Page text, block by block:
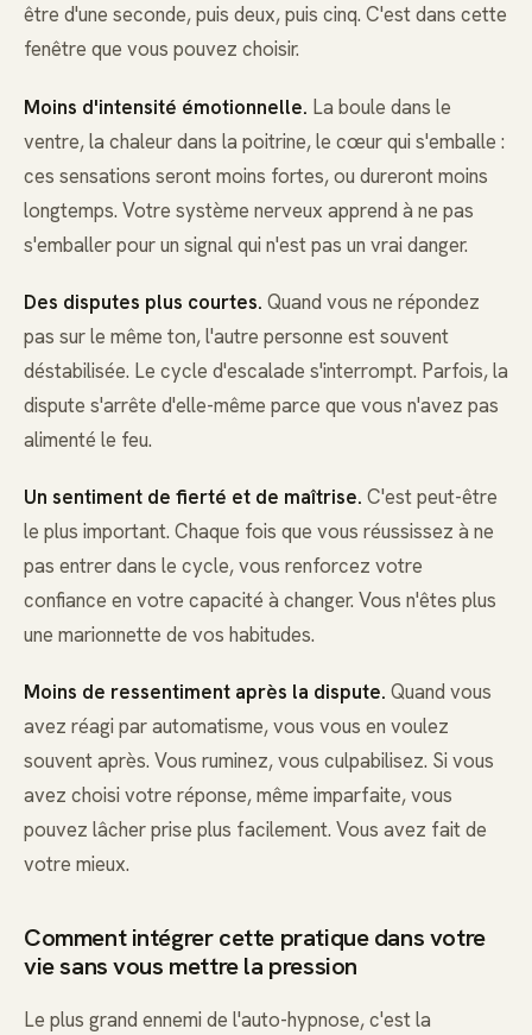
être d'une seconde, puis deux, puis cinq. C'est dans cette
fenêtre que vous pouvez choisir.
Moins d'intensité émotionnelle. La boule dans le
ventre, la chaleur dans la poitrine, le cœur qui s'emballe :
ces sensations seront moins fortes, ou dureront moins
longtemps. Votre système nerveux apprend à ne pas
s'emballer pour un signal qui n'est pas un vrai danger.
Des disputes plus courtes. Quand vous ne répondez
pas sur le même ton, l'autre personne est souvent
déstabilisée. Le cycle d'escalade s'interrompt. Parfois, la
dispute s'arrête d'elle-même parce que vous n'avez pas
alimenté le feu.
Un sentiment de fierté et de maîtrise. C'est peut-être
le plus important. Chaque fois que vous réussissez à ne
pas entrer dans le cycle, vous renforcez votre
confiance en votre capacité à changer. Vous n'êtes plus
une marionnette de vos habitudes.
Moins de ressentiment après la dispute. Quand vous
avez réagi par automatisme, vous vous en voulez
souvent après. Vous ruminez, vous culpabilisez. Si vous
avez choisi votre réponse, même imparfaite, vous
pouvez lâcher prise plus facilement. Vous avez fait de
votre mieux.
Comment intégrer cette pratique dans votre
vie sans vous mettre la pression
Le plus grand ennemi de l'auto-hypnose, c'est la